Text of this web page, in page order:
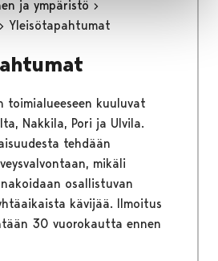
ja ympäristö
Yleisötapahtumat
toimialueeseen kuuluvat
Nakkila, Pori ja Ulvila.
tehdään
mikäli
osallistuvan
kävijää. Ilmoitus
30 vuorokautta ennen